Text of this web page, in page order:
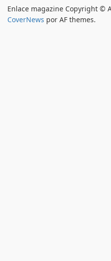
Enlace magazine Copyright ©
CoverNews por AF themes.